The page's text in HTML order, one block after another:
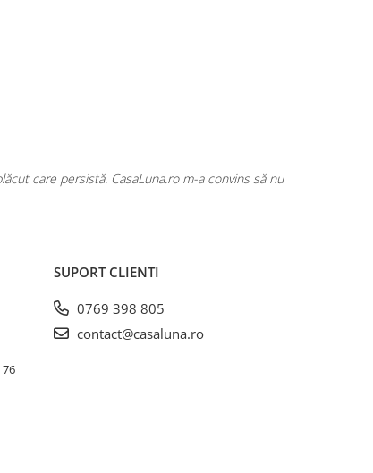
care persistă. CasaLuna.ro m-a convins să nu
SUPORT CLIENTI
0769 398 805
contact@casaluna.ro